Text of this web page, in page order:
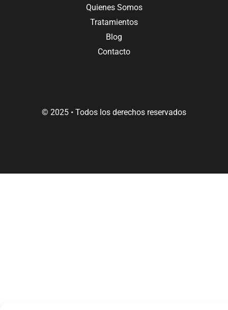
Quienes Somos
Tratamientos
Blog
Contacto
© 2025 • Todos los derechos reservados